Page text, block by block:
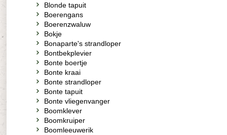
Blonde tapuit
Boerengans
Boerenzwaluw
Bokje
Bonaparte's strandloper
Bontbekplevier
Bonte boertje
Bonte kraai
Bonte strandloper
Bonte tapuit
Bonte vliegenvanger
Boomklever
Boomkruiper
Boomleeuwerik